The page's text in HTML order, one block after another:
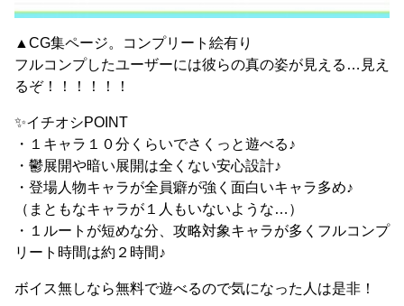
▲CG集ページ。コンプリート絵有り
フルコンプしたユーザーには彼らの真の姿が見える…見え
るぞ！！！！！！
✨イチオシPOINT
・１キャラ１０分くらいでさくっと遊べる♪
・鬱展開や暗い展開は全くない安心設計♪
・登場人物キャラが全員癖が強く面白いキャラ多め♪
（まともなキャラが１人もいないような…）
・１ルートが短めな分、攻略対象キャラが多くフルコンプ
リート時間は約２時間♪
ボイス無しなら無料で遊べるので気になった人は是非！